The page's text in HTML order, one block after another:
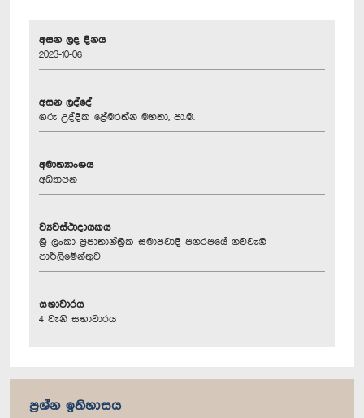
අසන ලද දිනය
2023-10-06
අසන ලද්දේ
ගරු උද්දික ප්‍රේමරත්න මහතා, පා.ම.
අමාත්‍යාංශය
අධ්‍යාපන
ව්‍යවස්ථාදායකය
ශ්‍රී ලංකා ප්‍රජාතාන්ත්‍රික සමාජවාදී ජනරජයේ නවවැනි
පාර්ලිමේන්තුව
සභාවාරය
4 වැනි සභාවාරය
ප්‍රශ්න ඉතිහාසය